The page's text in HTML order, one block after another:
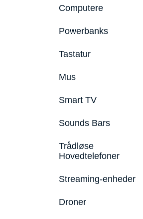
Computere
Powerbanks
Tastatur
Mus
Smart TV
Sounds Bars
Trådløse
Hovedtelefoner
Streaming-enheder
Droner